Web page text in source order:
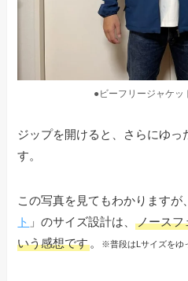
●ビーフリージャケッ
ジップを開けると、さらにゆっ
す。
この写真を見てもわかりますが
ト 」のサイズ設計は、ノースフ
いう感想です 。 ※普段はLサイズをゆ